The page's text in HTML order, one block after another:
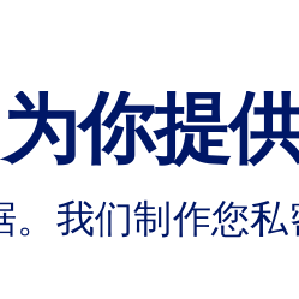
你提
我们制作您私